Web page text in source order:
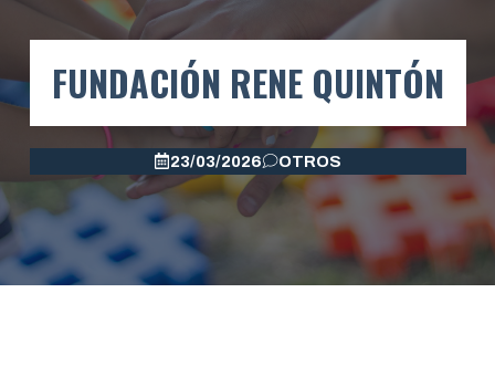
FUNDACIÓN RENE QUINTÓN
23/03/2026 OTROS